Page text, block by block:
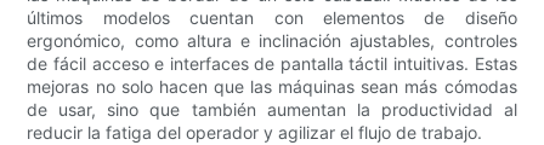
últimos modelos cuentan con elementos de diseño
ergonómico, como altura e inclinación ajustables, controles
de fácil acceso e interfaces de pantalla táctil intuitivas. Estas
mejoras no solo hacen que las máquinas sean más cómodas
de usar, sino que también aumentan la productividad al
reducir la fatiga del operador y agilizar el flujo de trabajo.